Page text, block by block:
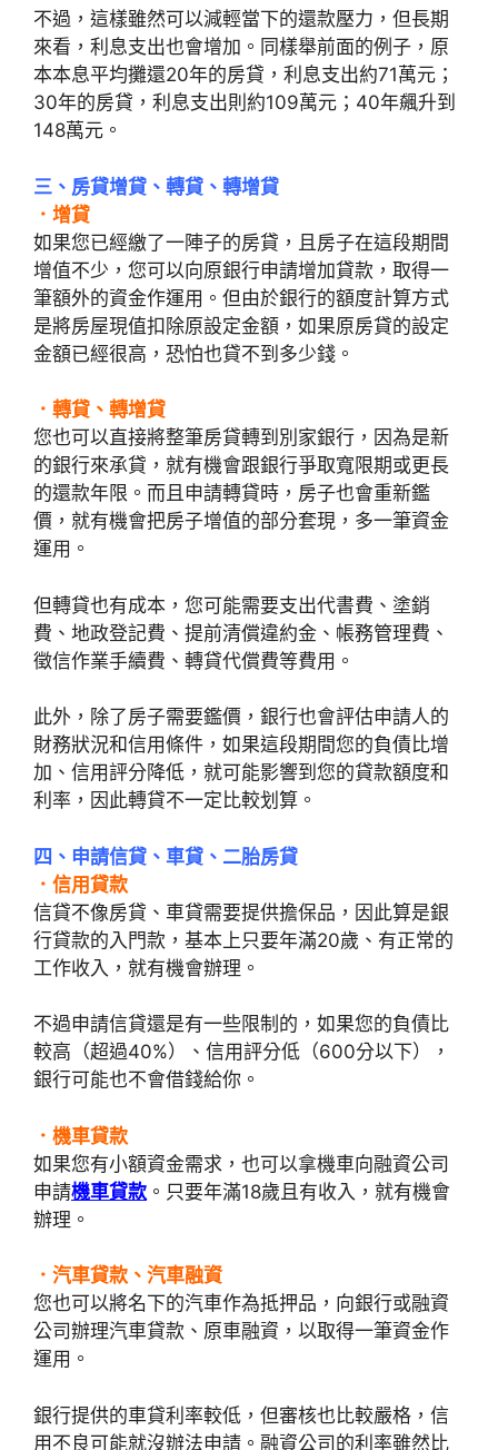
不過，這樣雖然可以減輕當下的還款壓力，但長期
來看，利息支出也會增加。同樣舉前面的例子，原
本本息平均攤還20年的房貸，利息支出約71萬元；
30年的房貸，利息支出則約109萬元；40年飆升到
148萬元。
三、房貸增貸、轉貸、轉增貸
．增貸
如果您已經繳了一陣子的房貸，且房子在這段期間
增值不少，您可以向原銀行申請增加貸款，取得一
筆額外的資金作運用。但由於銀行的額度計算方式
是將房屋現值扣除原設定金額，如果原房貸的設定
金額已經很高，恐怕也貸不到多少錢。
．轉貸、轉增貸
您也可以直接將整筆房貸轉到別家銀行，因為是新
的銀行來承貸，就有機會跟銀行爭取寬限期或更長
的還款年限。而且申請轉貸時，房子也會重新鑑
價，就有機會把房子增值的部分套現，多一筆資金
運用。
但轉貸也有成本，您可能需要支出代書費、塗銷
費、地政登記費、提前清償違約金、帳務管理費、
徵信作業手續費、轉貸代償費等費用。
此外，除了房子需要鑑價，銀行也會評估申請人的
財務狀況和信用條件，如果這段期間您的負債比增
加、信用評分降低，就可能影響到您的貸款額度和
利率，因此轉貸不一定比較划算。
四、申請信貸、車貸、二胎房貸
．信用貸款
信貸不像房貸、車貸需要提供擔保品，因此算是銀
行貸款的入門款，基本上只要年滿20歲、有正常的
工作收入，就有機會辦理。
不過申請信貸還是有一些限制的，如果您的負債比
較高（超過40%）、信用評分低（600分以下），
銀行可能也不會借錢給你。
．機車貸款
如果您有小額資金需求，也可以拿機車向融資公司
申請機車貸款 。只要年滿18歲且有收入，就有機會
辦理。
．汽車貸款、汽車融資
您也可以將名下的汽車作為抵押品，向銀行或融資
公司辦理汽車貸款、原車融資，以取得一筆資金作
運用。
銀行提供的車貸利率較低，但審核也比較嚴格，信
用不良可能就沒辦法申請。融資公司的利率雖然比